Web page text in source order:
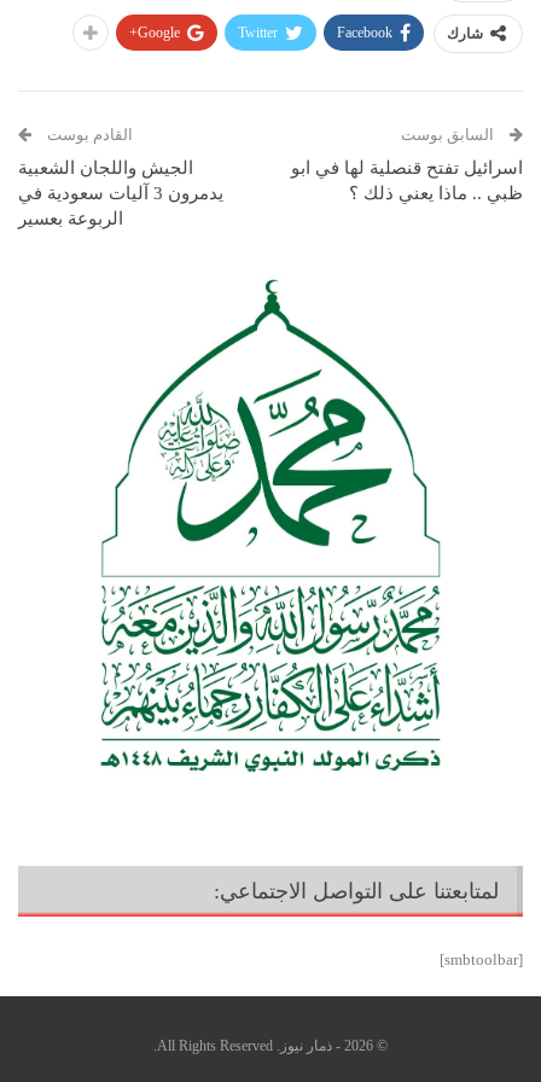
شارك Facebook
Twitter
Google+
السابق بوست
اسرائيل تفتح قنصلية لها في ابو
ظبي .. ماذا يعني ذلك ؟
القادم بوست
الجيش واللجان الشعبية
يدمرون 3 آليات سعودية في
الربوعة بعسير
لمتابعتنا على التواصل الاجتماعي:
[smbtoolbar]
© 2026 - ذمار نيوز. All Rights Reserved.